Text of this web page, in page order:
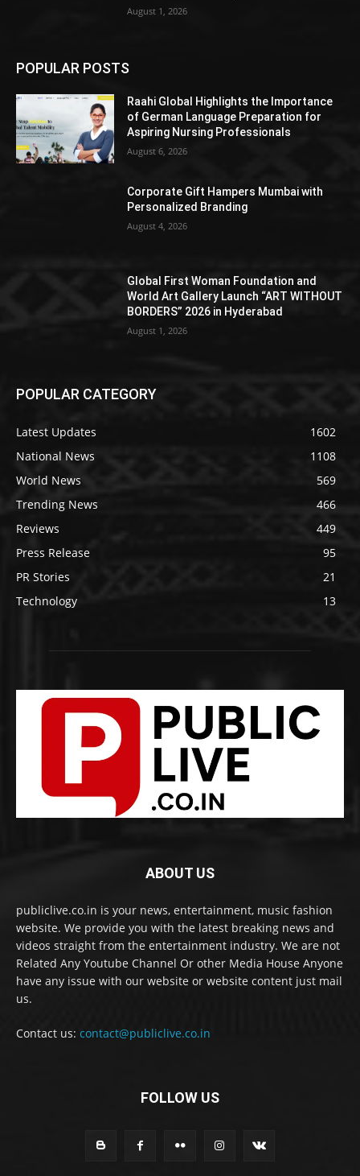
August 1, 2026
POPULAR POSTS
Raahi Global Highlights the Importance
of German Language Preparation for
Aspiring Nursing Professionals
August 6, 2026
Corporate Gift Hampers Mumbai with
Personalized Branding
August 4, 2026
Global First Woman Foundation and
World Art Gallery Launch “ART WITHOUT
BORDERS” 2026 in Hyderabad
August 1, 2026
POPULAR CATEGORY
Latest Updates
1602
National News
1108
World News
569
Trending News
466
Reviews
449
Press Release
95
PR Stories
21
Technology
13
ABOUT US
publiclive.co.in is your news, entertainment, music fashion
website. We provide you with the latest breaking news and
videos straight from the entertainment industry. We are not
Related Any Youtube Channel Or other Media House Anyone
have any issue with our website or website content just mail
us.
Contact us: contact@publiclive.co.in
FOLLOW US